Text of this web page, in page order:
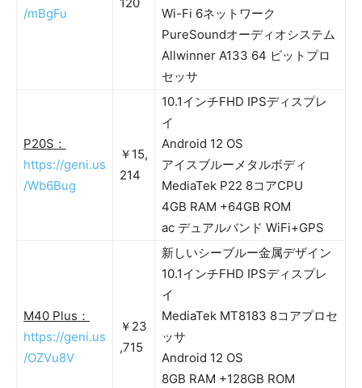
/mBgFu
Wi-Fi 6ネットワーク
PureSoundオーディオシステム
Allwinner A133 64 ビットプロ
セッサ
P20S：
https://geni.us
/Wb6Bug
￥15,
214
10.1インチFHD IPSディスプレ
イ
Android 12 OS
アイスブルーメタルボディ
MediaTek P22 8コアCPU
4GB RAM +64GB ROM
ac デュアルバンド WiFi+GPS
M40 Plus：
https://geni.us
/OZVu8V
￥23
,715
新しいシーブルー金属デザイン
10.1インチFHD IPSディスプレ
イ
MediaTek MT8183 8コアプロセ
ッサ
Android 12 OS
8GB RAM +128GB ROM